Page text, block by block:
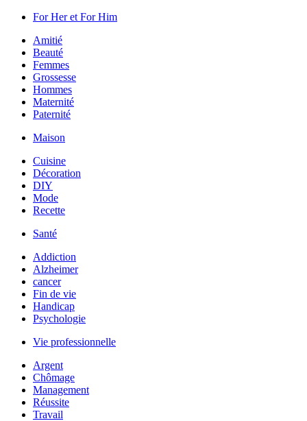
For Her et For Him
Amitié
Beauté
Femmes
Grossesse
Hommes
Maternité
Paternité
Maison
Cuisine
Décoration
DIY
Mode
Recette
Santé
Addiction
Alzheimer
cancer
Fin de vie
Handicap
Psychologie
Vie professionnelle
Argent
Chômage
Management
Réussite
Travail